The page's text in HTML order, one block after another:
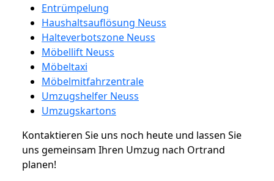
Entrümpelung
Haushaltsauflösung Neuss
Halteverbotszone Neuss
Möbellift Neuss
Möbeltaxi
Möbelmitfahrzentrale
Umzugshelfer Neuss
Umzugskartons
Kontaktieren Sie uns noch heute und lassen Sie
uns gemeinsam Ihren Umzug nach Ortrand
planen!